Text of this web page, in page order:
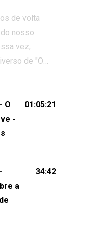
de volta
nosso
vez,
de "O
sobre
com a
e,
sáfico!Você
dessa
de
ou
O
-
01:05:21
a
34:42